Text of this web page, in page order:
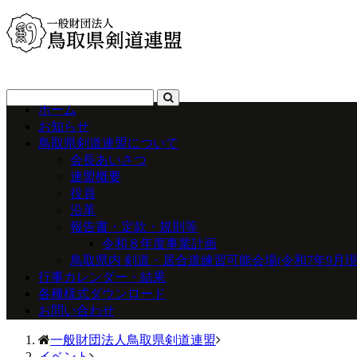
ホーム
お知らせ
鳥取県剣道連盟について
会長あいさつ
連盟概要
役員
沿革
報告書・定款・規則等
令和８年度事業計画
鳥取県内 剣道・居合道練習可能会場(令和7年9月
行事カレンダー・結果
各種様式ダウンロード
お問い合わせ
一般財団法人鳥取県剣道連盟